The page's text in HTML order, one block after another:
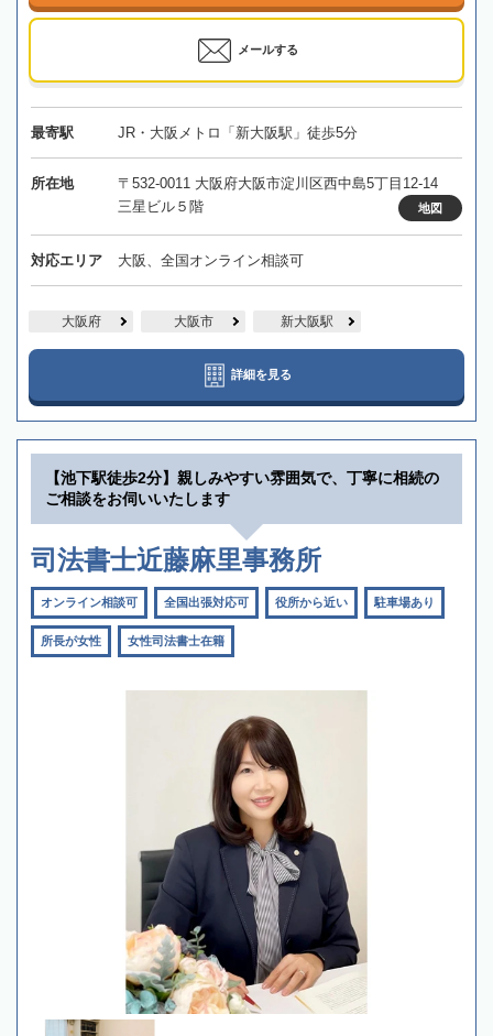
メールする
最寄駅 JR・大阪メトロ「新大阪駅」徒歩5分
所在地
〒532-0011 大阪府大阪市淀川区西中島5丁目12-14
三星ビル５階
地図
対応エリア 大阪、全国オンライン相談可
大阪府 大阪市 新大阪駅
詳細を見る
【池下駅徒歩2分】親しみやすい雰囲気で、丁寧に相続の
ご相談をお伺いいたします
司法書士近藤麻里事務所
オンライン相談可 全国出張対応可 役所から近い 駐車場あり
所長が女性 女性司法書士在籍